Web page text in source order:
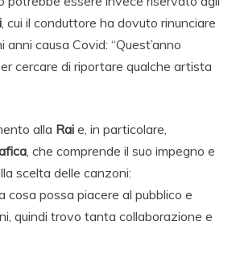
, cui il conduttore ha dovuto rinunciare
anni causa Covid: “Quest’anno
cercare di riportare qualche artista
alla Rai e, in particolare,
, che comprende il suo impegno e
scelta delle canzoni:
cosa possa piacere al pubblico e
quindi trovo tanta collaborazione e